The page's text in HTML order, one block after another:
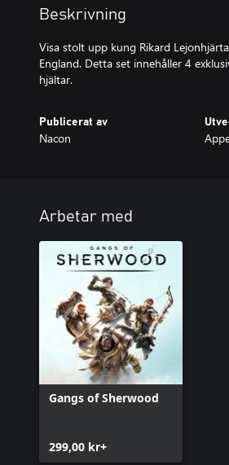
Beskrivning
Visa stolt upp kung Rikard
England. Detta set innehåller 4
hjältar.
Publicerat av
Nacon
Arbetar med
Gangs of Sherwood
299,00 kr+